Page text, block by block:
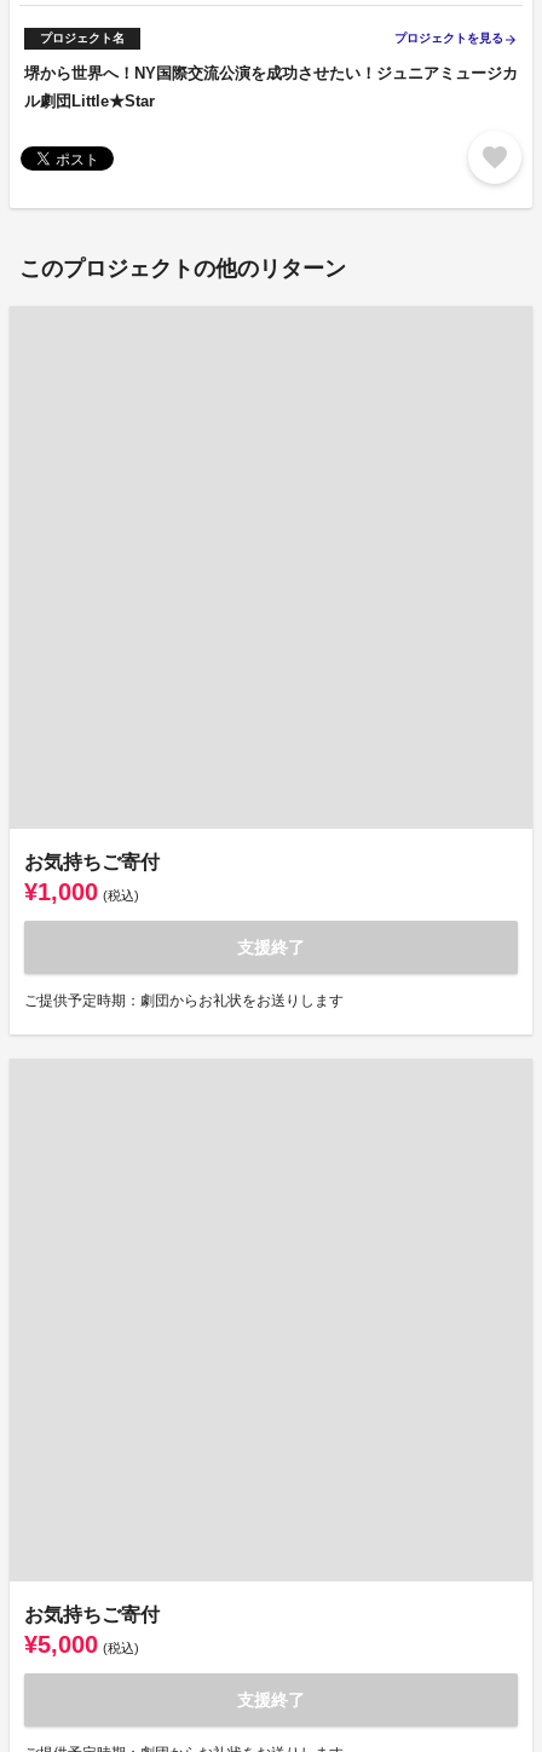
プロジェクト名 プロジェクトを見る arrow_forward
堺から世界へ！NY国際交流公演を成功させたい！ジュニアミュージカ
ル劇団Little★Star
favorite
このプロジェクトの他のリターン
お気持ちご寄付
¥1,000 (税込)
支援終了
ご提供予定時期：劇団からお礼状をお送りします
お気持ちご寄付
¥5,000 (税込)
支援終了